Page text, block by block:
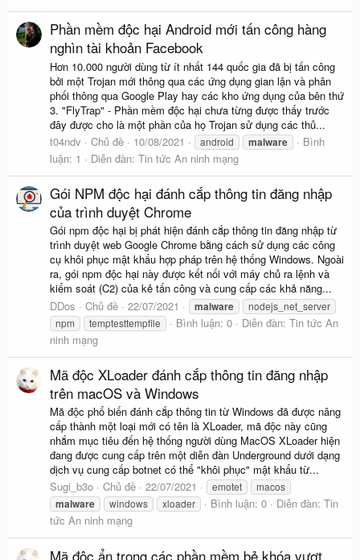
Phần mềm độc hại Android mới tấn công hàng
nghìn tài khoản Facebook
Hơn 10.000 người dùng từ ít nhất 144 quốc gia đã bị tấn công
bởi một Trojan mới thông qua các ứng dụng gian lận và phân
phối thông qua Google Play hay các kho ứng dụng của bên thứ
3. "FlyTrap" - Phần mềm độc hại chưa từng được thấy trước
đây được cho là một phần của họ Trojan sử dụng các thủ...
t04ndv
Chủ đề 10/08/2021 android malware
Bình
luận: 1
Diễn đàn: Tin tức An ninh mạng
Gói NPM độc hại đánh cắp thông tin đăng nhập
của trình duyệt Chrome
Gói npm độc hại bị phát hiện đánh cắp thông tin đăng nhập từ
trình duyệt web Google Chrome bằng cách sử dụng các công
cụ khôi phục mật khẩu hợp pháp trên hệ thống Windows. Ngoài
ra, gói npm độc hại này được kết nối với máy chủ ra lệnh và
kiểm soát (C2) của kẻ tấn công và cung cấp các khả năng...
DDos
Chủ đề 22/07/2021 malware
nodejs_net_server
npm
temptesttempfile Bình luận: 0 Diễn đàn: Tin tức An
ninh mạng
Mã độc XLoader đánh cắp thông tin đăng nhập
trên macOS và Windows
Mã độc phổ biến đánh cắp thông tin từ Windows đã được nâng
cấp thành một loại mới có tên là XLoader, mã độc này cũng
nhắm mục tiêu đến hệ thống người dùng MacOS XLoader hiện
đang được cung cấp trên một diễn đàn Underground dưới dạng
dịch vụ cung cấp botnet có thể "khôi phục" mật khẩu từ...
Sugi_b3o
Chủ đề 22/07/2021 emotet macos
malware windows xloader Bình luận: 0 Diễn đàn: Tin
tức An ninh mạng
Mã độc ẩn trong các phần mềm bẻ khóa vượt